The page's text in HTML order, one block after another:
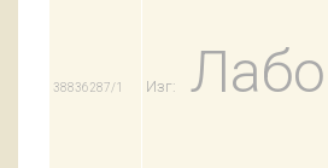
38836287/1 Изг: